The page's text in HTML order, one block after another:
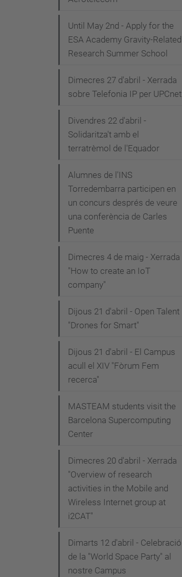
Until May 2nd - Apply for the
ESA Academy Gravity-Related
Research Summer School
Dimecres 27 d'abril - Xerrada
sobre Telefonia IP per UPCnet
Divendres 22 d'abril -
Solidaritza't amb el
terratrèmol de l'Equador
Alumnes de l'INS
Torredembarra participen en
un concurs després de veure
una conferència de Carles
Puente
Dimecres 4 de maig - Xerrada
"How to create an IoT
company"
Dijous 21 d'abril - Open Talent
"Drones for Smart"
Dijous 21 d'abril - El Campus
acull el XIV "Fòrum Fem
recerca"
MASTEAM students visit the
Barcelona Supercomputing
Center
Dimecres 20 d'abril - Xerrada
"Overview of research
activities in the Mobile and
Wireless Internet group at
i2CAT"
Dimarts 12 d'abril - Celebració
de la "World Space Party" al
nostre Campus